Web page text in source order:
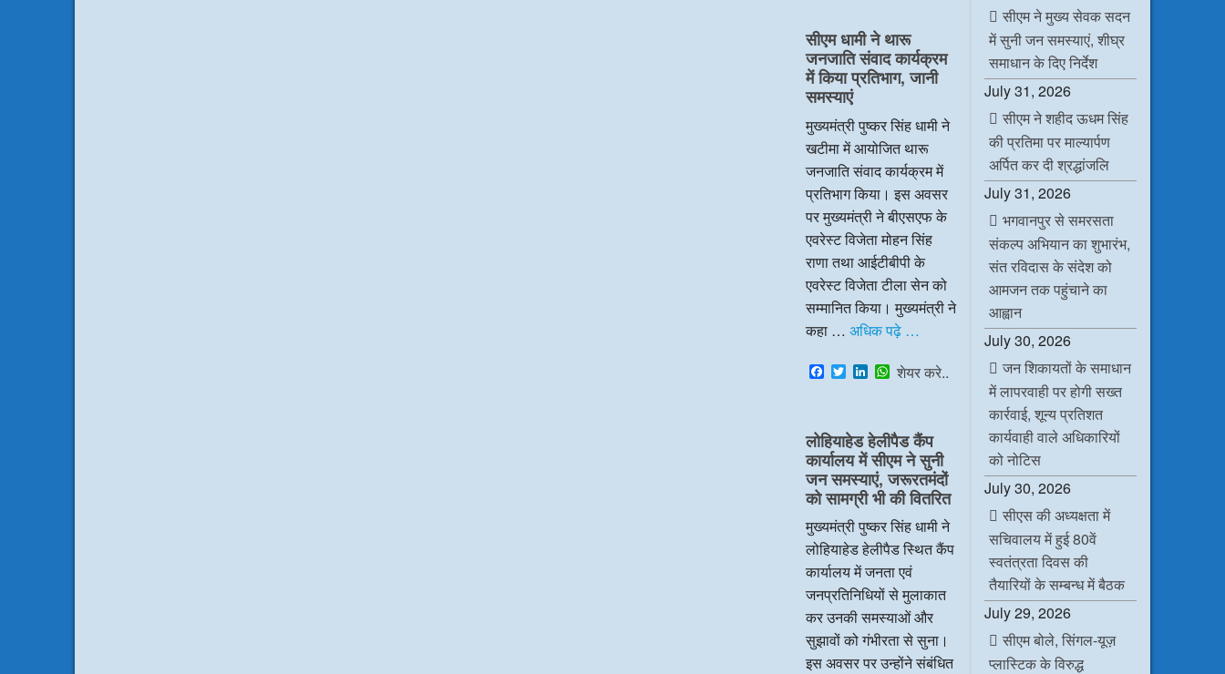
o
o
k
e
r
e
d
I
n
A
p
p
सीएम धामी ने थारू
जनजाति संवाद कार्यक्रम
में किया प्रतिभाग, जानी
समस्याएं
मुख्यमंत्री पुष्कर सिंह धामी ने
खटीमा में आयोजित थारू
जनजाति संवाद कार्यक्रम में
प्रतिभाग किया। इस अवसर
पर मुख्यमंत्री ने बीएसएफ के
एवरेस्ट विजेता मोहन सिंह
राणा तथा आईटीबीपी के
एवरेस्ट विजेता टीला सेन को
सम्मानित किया। मुख्यमंत्री ने
कहा … अधिक पढ़े …
F
a
b
o
o
k
T
w
t
e
r
L
i
e
d
I
n
W
h
s
A
p
p
शेयर करे..
लोहियाहेड हेलीपैड कैंप
कार्यालय में सीएम ने सुनी
जन समस्याएं, जरूरतमंदों
को सामग्री भी की वितरित
मुख्यमंत्री पुष्कर सिंह धामी ने
लोहियाहेड हेलीपैड स्थित कैंप
कार्यालय में जनता एवं
जनप्रतिनिधियों से मुलाकात
कर उनकी समस्याओं और
सुझावों को गंभीरता से सुना।
इस अवसर पर उन्होंने संबंधित
सीएम ने मुख्य सेवक सदन
में सुनी जन समस्याएं, शीघ्र
समाधान के दिए निर्देश
July 31, 2026
सीएम ने शहीद ऊधम सिंह
की प्रतिमा पर माल्यार्पण
अर्पित कर दी श्रद्धांजलि
July 31, 2026
भगवानपुर से समरसता
संकल्प अभियान का शुभारंभ,
संत रविदास के संदेश को
आमजन तक पहुंचाने का
आह्वान
July 30, 2026
जन शिकायतों के समाधान
में लापरवाही पर होगी सख्त
कार्रवाई, शून्य प्रतिशत
कार्यवाही वाले अधिकारियों
को नोटिस
July 30, 2026
सीएस की अध्यक्षता में
सचिवालय में हुई 80वें
स्वतंत्रता दिवस की
तैयारियों के सम्बन्ध में बैठक
July 29, 2026
सीएम बोले, सिंगल-यूज़
प्लास्टिक के विरुद्ध